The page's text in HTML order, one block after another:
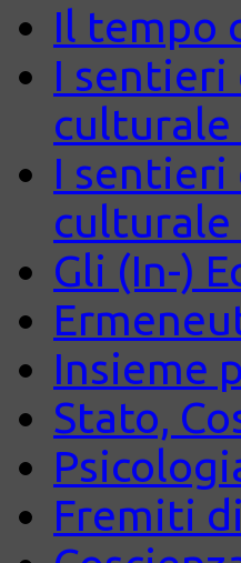
Il tempo
I
culturale
I
culturale
Gli (In-)
Insieme
Stato,
Fremiti